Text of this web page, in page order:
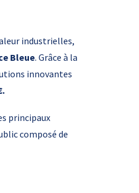
industrielles,
Bleue. Grâce à la
innovantes
principaux
composé de